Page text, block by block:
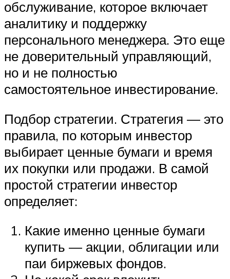
обслуживание, которое включает
аналитику и поддержку
персонального менеджера. Это еще
не доверительный управляющий,
но и не полностью
самостоятельное инвестирование.
Подбор стратегии. Стратегия — это
правила, по которым инвестор
выбирает ценные бумаги и время
их покупки или продажи. В самой
простой стратегии инвестор
определяет:
Какие именно ценные бумаги
купить — акции, облигации или
паи биржевых фондов.